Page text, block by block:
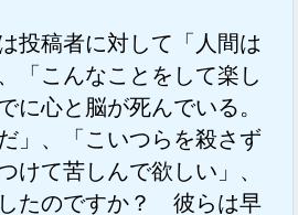
投稿者に対して「人間は
「こんなことをして楽し
に心と脳が死んでいる。
」、「こいつらを殺さず
けて苦しんで欲しい」、
したのですか？ 彼らは早